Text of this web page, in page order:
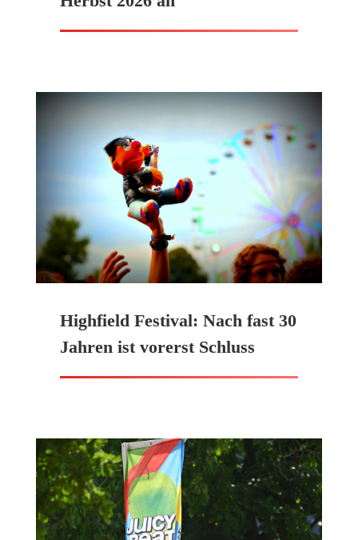
Highfield Festival: Nach fast 30
Jahren ist vorerst Schluss